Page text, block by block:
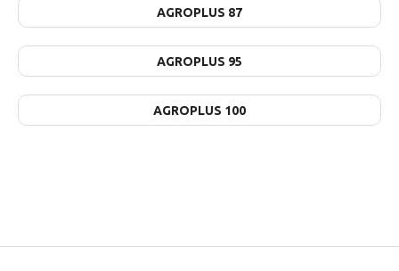
AGROPLUS 87
AGROPLUS 95
AGROPLUS 100